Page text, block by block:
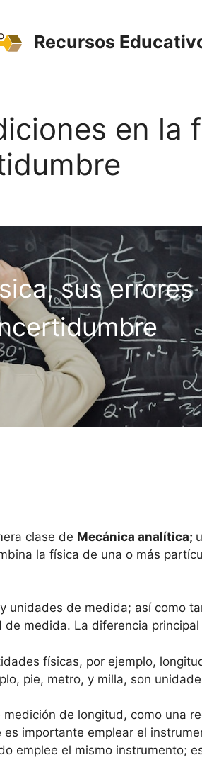
Recursos
en la
sus
clase de Mecánica analítica;
la física de una o más
unidades de medida; así como
medida. La diferencia
físicas, por ejemplo,
pie, metro, y milla, son
de longitud, como una
importante emplear el
emplee el mismo instrumento;